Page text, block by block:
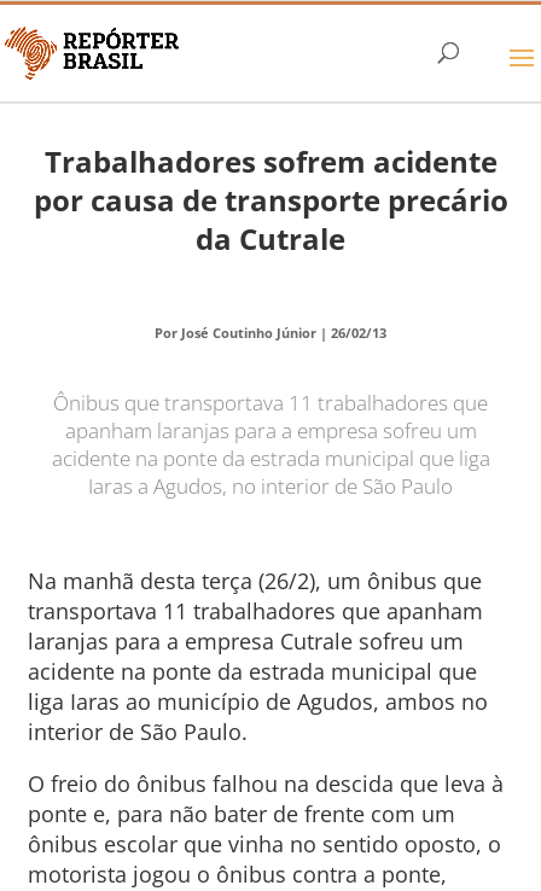
Trabalhadores sofrem acidente
por causa de transporte precário
da Cutrale
Por José Coutinho Júnior | 26/02/13
Ônibus que transportava 11 trabalhadores que
apanham laranjas para a empresa sofreu um
acidente na ponte da estrada municipal que liga
Iaras a Agudos, no interior de São Paulo
Na manhã desta terça (26/2), um ônibus que
transportava 11 trabalhadores que apanham
laranjas para a empresa Cutrale sofreu um
acidente na ponte da estrada municipal que
liga Iaras ao município de Agudos, ambos no
interior de São Paulo.
O freio do ônibus falhou na descida que leva à
ponte e, para não bater de frente com um
ônibus escolar que vinha no sentido oposto, o
motorista jogou o ônibus contra a ponte,